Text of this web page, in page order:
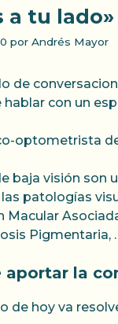
a tu
por Andrés Mayor
de
con un
optometrista
baja visión son
patologías
Macular
Pigmentaria,
aportar la
de hoy va